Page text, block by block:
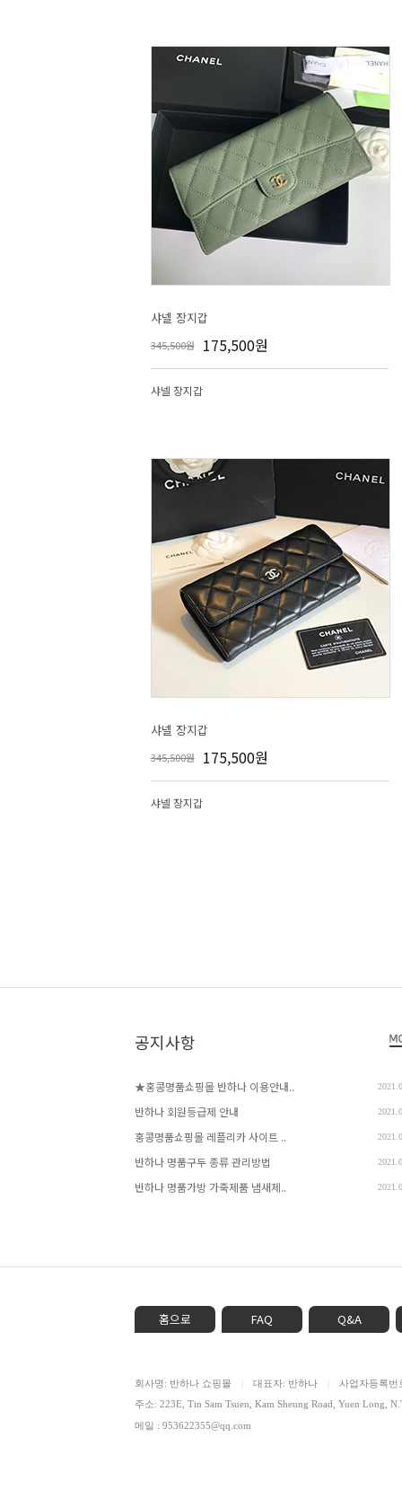
샤넬 장지갑
345,500원 175,500원
샤넬 장지갑
샤넬 장지갑
345,500원 175,500원
샤넬 장지갑
공지사항
★홍콩명품쇼핑몰 반하나 이용안내..
반하나 회원등급제 안내
홍콩명품쇼핑몰 레플리카 사이트 ..
반하나 명품구두 종류 관리방법
반하나 명품가방 가죽제품 냄새제..
홈으로 FAQ Q&A
회사명: 반하나 쇼핑몰 대표자: 반하나
사업자등록
주소: 223E, Tin Sam Tsuen, Kam Sheung Road, Yuen Long,
메일 : 953622355@qq.com